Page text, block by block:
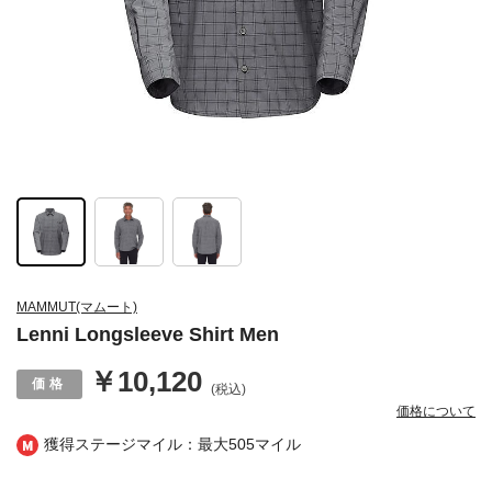
獲得ステージマイル：最大505マイル
MAMMUT(マムート)
Lenni Longsleeve Shirt Men
￥10,120 (税込)
価格について